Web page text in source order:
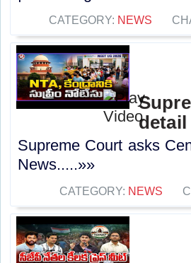
CATEGORY: NEWS
detail
Supreme Court asks
News.....»»
CATEGORY: NEWS